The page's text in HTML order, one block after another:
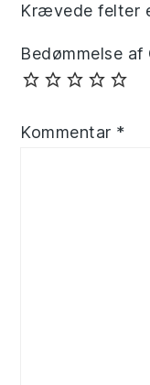
Krævede felter
Bedømmelse
Kommentar *